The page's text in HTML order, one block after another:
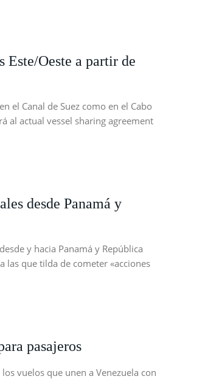
Este/Oeste a partir de
el Canal de Suez como en el Cabo
al actual vessel sharing agreement
desde Panamá y
y hacia Panamá y República
las que tilda de cometer «acciones
pasajeros
vuelos que unen a Venezuela con